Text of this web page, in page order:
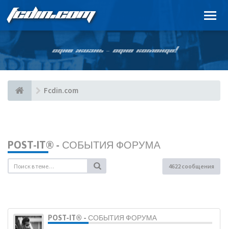
FCDIN.COM
ОДНА ЖИЗНЬ – ОДНА КОМАНДА!
Fcdin.com
POST-IT® - СОБЫТИЯ ФОРУМА
4622 сообщения
POST-IT® - СОБЫТИЯ ФОРУМА